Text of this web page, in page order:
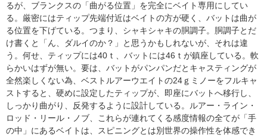
るが、ブランクスの「曲がる位置」を完全にベイト専用にしてい
る。厳密にはティップ先端付近はベイトの方が硬く、バットは曲が
る位置を下げている。つまり、シャキシャキの胴調子。胴調子とだ
け書くと「ん、ダルイのか？」と思うかもしれないが、それは違
う。何せ、ティップには40ｔ、バットには46ｔが鎮座している。軟
らかいはずが無い。要は、バットがパンパンだとキャスティングが
全然楽しくない為、ベストルアーウエイトの24ｇミノーをフルキャ
ストすると、硬めに設定したティップが、即座にバットへ移行し、
しっかり曲がり、反発するように設計している。ルアー・ライン・
ロッド・リール・ノブ、これらが連れてくる感度情報の全てが「手
の中」にあるベイトは、スピニングとは別世界の操作性を体感でき